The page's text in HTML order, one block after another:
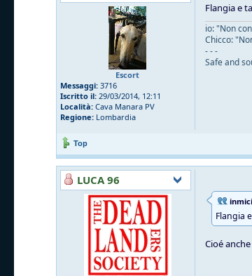
Escort
Messaggi: 3716
Iscritto il: 29/03/2014, 12:11
Località: Cava Manara PV
Regione: Lombardia
Flangia e
io: "Non
Chicco:
- - -
Safe and
Top
LUCA 96
Flangia
Cioé